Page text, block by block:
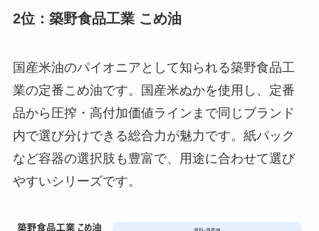
2位：築野食品工業 こめ油
国産米油のパイオニアとして知られる築野食品工
業の定番こめ油です。国産米ぬかを使用し、定番
品から圧搾・高付加価値ラインまで同じブランド
内で選び分けできる総合力が魅力です。紙パック
など容器の選択肢も豊富で、用途に合わせて選び
やすいシリーズです。